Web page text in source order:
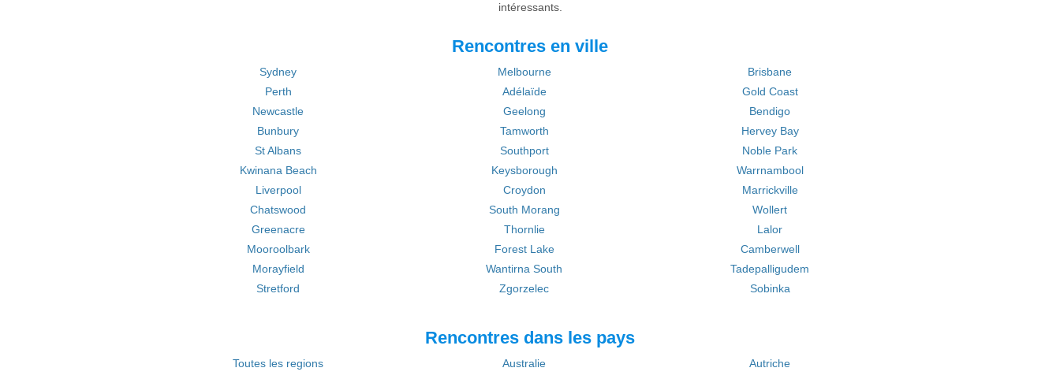
intéressants.
Rencontres en ville
Sydney Melbourne
Brisbane
Perth
Adélaïde
Gold Coast
Newcastle
Geelong
Bendigo
Bunbury
Tamworth
Hervey Bay
St Albans
Southport
Noble Park
Kwinana Beach
Keysborough
Warrnambool
Liverpool
Croydon
Marrickville
Chatswood
South Morang
Wollert
Greenacre
Thornlie
Lalor
Mooroolbark
Forest Lake
Camberwell
Morayfield
Wantirna South
Tadepalligudem
Stretford
Zgorzelec Sobinka
Rencontres dans les pays
Toutes les regions Australie
Autriche